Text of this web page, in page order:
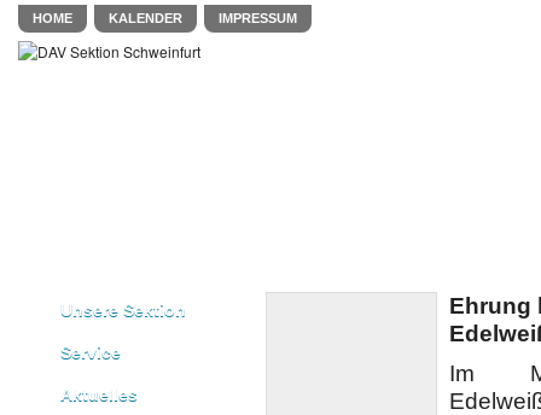
HOME KALENDER IMPRESSUM
Unsere Sektion
Service
Aktuelles
Ehrung
Im